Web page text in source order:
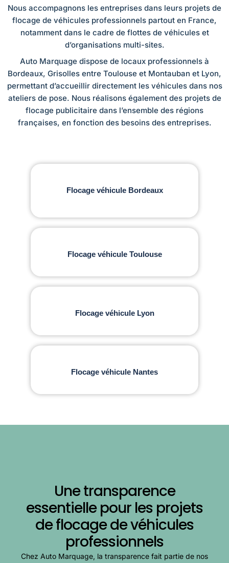
Nous accompagnons les entreprises dans leurs projets de
flocage de véhicules professionnels partout en France,
notamment dans le cadre de flottes de véhicules et
d’organisations multi-sites.
Auto Marquage dispose de locaux professionnels à
Bordeaux, Grisolles entre Toulouse et Montauban et Lyon,
permettant d’accueillir directement les véhicules dans nos
ateliers de pose. Nous réalisons également des projets de
flocage publicitaire dans l’ensemble des régions
françaises, en fonction des besoins des entreprises.
Flocage véhicule Bordeaux
Flocage véhicule Toulouse
Flocage véhicule Lyon
Flocage véhicule Nantes
Une transparence
essentielle pour les projets
de flocage de véhicules
professionnels
Chez Auto Marquage, la transparence fait partie de nos